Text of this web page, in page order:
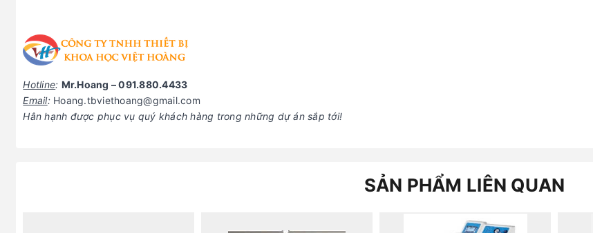
Hotline: Mr.Hoang – 091.880.4433
Email:Hoang.tbviethoang@gmail.com
Hân hạnh được phục vụ quý khách hàng trong những dự án sắp tới!
SẢN PHẨM LIÊN QUAN